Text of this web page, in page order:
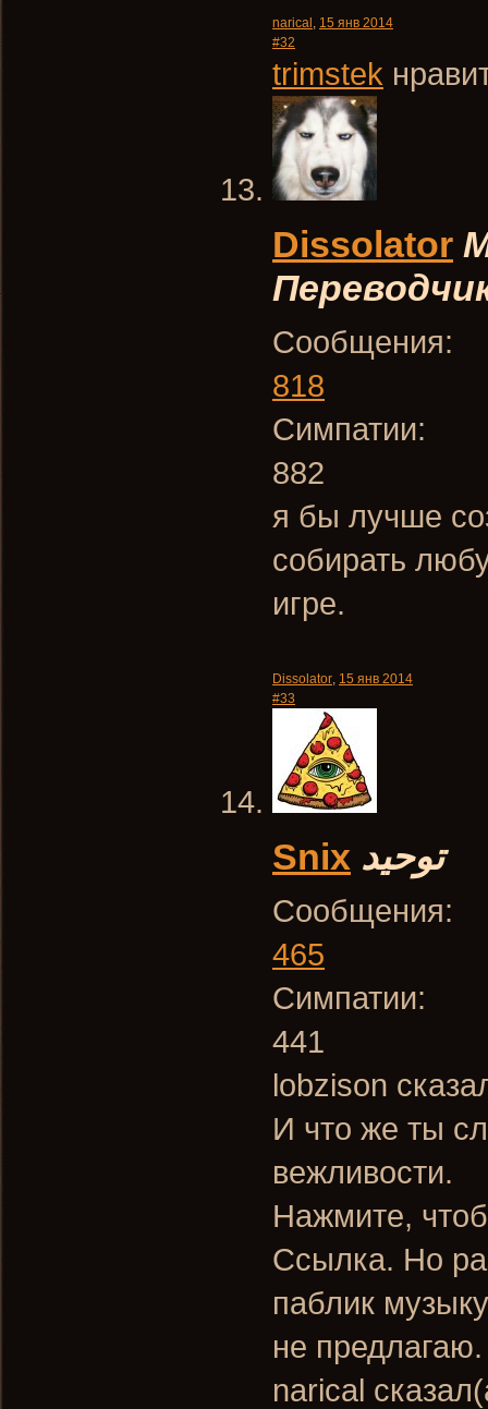
narical , 15 янв 2014
#32
trimstek
Dissolator
Сообщения:
818
Симпатии:
882
я бы лучше
собирать
игре.
Dissolator, 15 янв 2014
#33
Snix توحيد
Сообщения:
465
Симпатии:
441
lobzison
И что же ты
вежливости.
Нажмите,
Ссылка. Но
паблик
не предлагаю.
narical